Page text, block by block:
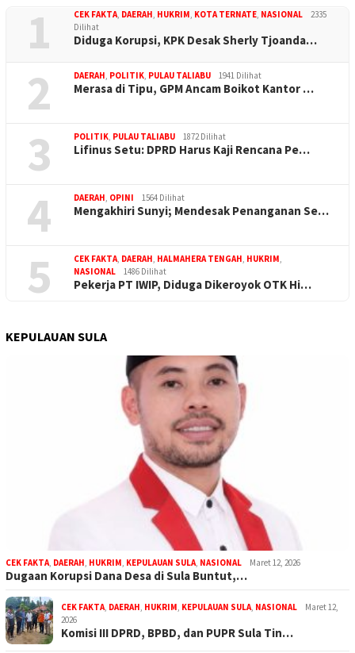
1 CEK FAKTA, DAERAH, HUKRIM, KOTA TERNATE, NASIONAL
2335
Dilihat
Diduga Korupsi, KPK Desak Sherly Tjoanda…
2 DAERAH, POLITIK, PULAU TALIABU 1941 Dilihat
Merasa di Tipu, GPM Ancam Boikot Kantor …
3 POLITIK, PULAU TALIABU 1872 Dilihat
Lifinus Setu: DPRD Harus Kaji Rencana Pe…
4 DAERAH, OPINI 1564 Dilihat
Mengakhiri Sunyi; Mendesak Penanganan Se…
5 CEK FAKTA, DAERAH, HALMAHERA TENGAH, HUKRIM,
NASIONAL
1486 Dilihat
Pekerja PT IWIP, Diduga Dikeroyok OTK Hi…
KEPULAUAN SULA
CEK FAKTA, DAERAH, HUKRIM, KEPULAUAN SULA, NASIONAL Maret 12, 2026
Dugaan Korupsi Dana Desa di Sula Buntut,…
CEK FAKTA, DAERAH, HUKRIM, KEPULAUAN SULA, NASIONAL
Maret 12,
2026
Komisi III DPRD, BPBD, dan PUPR Sula Tin…